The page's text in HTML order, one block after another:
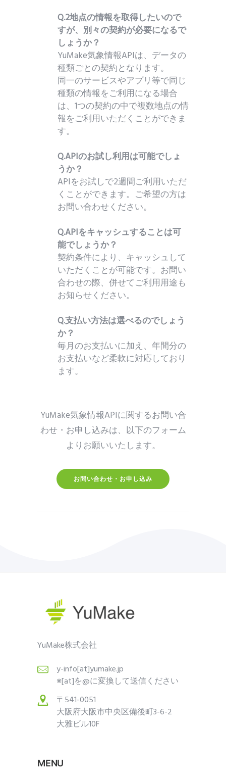
Q.2地点の情報を取得したいので
すが、別々の契約が必要になるで
しょうか？
YuMake気象情報APIは、データの
種類ごとの契約となります。
同一のサービスやアプリ等で同じ
種類の情報をご利用になる場合
は、1つの契約の中で複数地点の情
報をご利用いただくことができま
す。
Q.APIのお試し利用は可能でしょ
うか？
APIをお試しで2週間ご利用いただ
くことができます。ご希望の方は
お問い合わせください。
Q.APIをキャッシュすることは可
能でしょうか？
契約条件により、キャッシュして
いただくことが可能です。お問い
合わせの際、併せてご利用用途も
お知らせください。
Q.支払い方法は選べるのでしょう
か？
毎月のお支払いに加え、年間分の
お支払いなど柔軟に対応しており
ます。
YuMake気象情報APIに関するお問い合
わせ・お申し込みは、以下のフォーム
よりお願いいたします。
お問い合わせ・お申し込み
YuMake株式会社
y-info[at]yumake.jp
※[at]を@に変換して送信ください
〒541-0051
大阪府大阪市中央区備後町3-6-2
大雅ビル10F
MENU